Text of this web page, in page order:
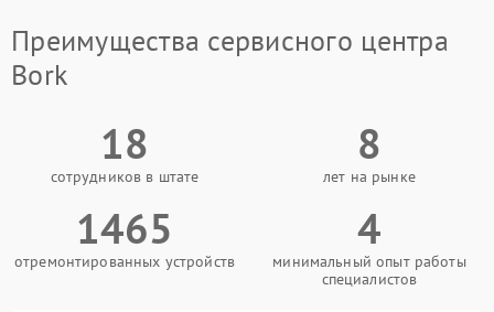
Преимущества сервисного центра
Bork
18
сотрудников в штате
8
лет на рынке
1465
отремонтированных устройств
4
минимальный опыт работы
специалистов